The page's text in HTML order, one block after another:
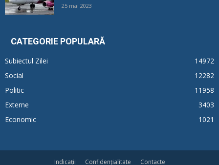
25 mai 2023
CATEGORIE POPULARĂ
Subiectul Zilei
14972
Social
12282
Politic
11958
Externe
3403
Economic
1021
Indicații Confidențialitate Contacte